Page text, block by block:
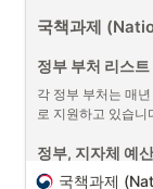
4
5
6
신체 데이터 및
Unsplash)
프로젝트 매니저
더불어 프로젝트에
이해하는 것이 중요
국책과제
정부 부처 리스트
각 정부 부처는 매
로 지원하고 있습니
정부, 지자체 예
국책과제